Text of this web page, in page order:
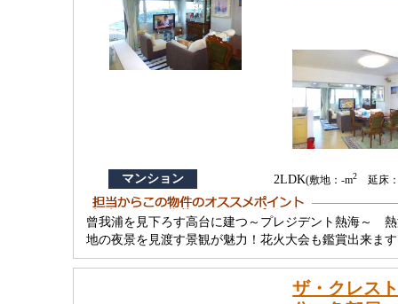
マンション 2LDK(敷地：-m2延床：
曾我浦を見下ろす高台に建つ～プレジデント熱海～
地の夜景を見渡す景観が魅力！花火大会も鑑賞出来ま
ザ・クレス